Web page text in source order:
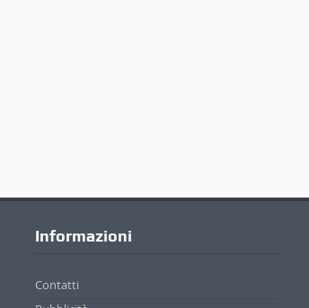
Contatti
Privacy Policy
Cookie Policy